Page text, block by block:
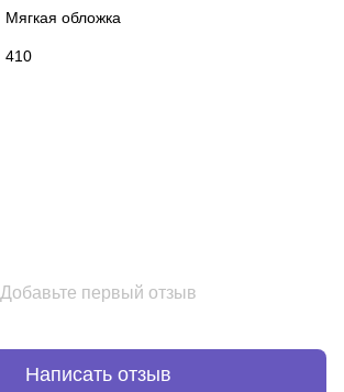
Мягкая обложка
410
Добавьте первый отзыв
Написать отзыв